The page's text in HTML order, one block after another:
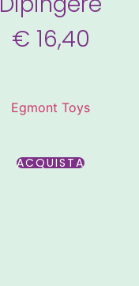
€ 16,40
Egmont Toys
ACQUISTA